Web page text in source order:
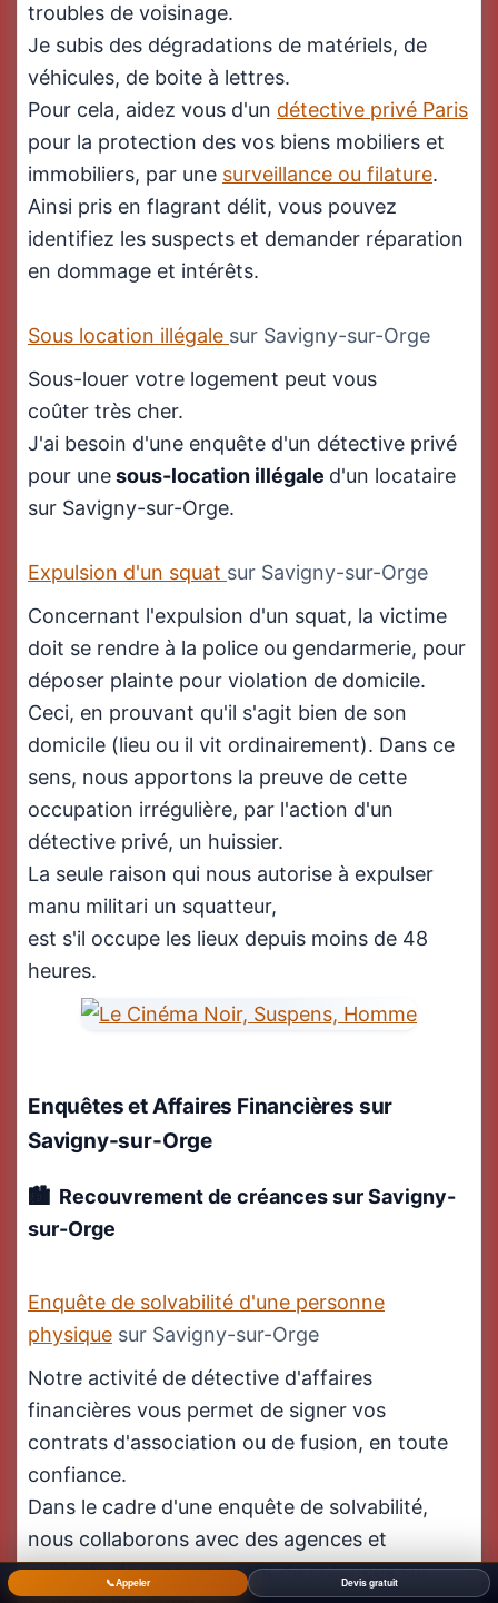
troubles de voisinage.
Je subis des dégradations de matériels, de
véhicules, de boite à lettres.
Pour cela, aidez vous d'un détective privé Paris
pour la protection des vos biens mobiliers et
immobiliers, par une surveillance ou filature.
Ainsi pris en flagrant délit, vous pouvez
identifiez les suspects et demander réparation
en dommage et intérêts.
Sous location illégale sur Savigny-sur-Orge
Sous-louer votre logement peut vous
coûter très cher.
J'ai besoin d'une enquête d'un détective privé
pour unesous-location illégale d'un locataire
sur Savigny-sur-Orge.
Expulsion d'un squat sur Savigny-sur-Orge
Concernant l'expulsion d'un squat, la victime
doit se rendre à la police ou gendarmerie, pour
déposer plainte pour violation de domicile.
Ceci, en prouvant qu'il s'agit bien de son
domicile (lieu ou il vit ordinairement). Dans ce
sens, nous apportons la preuve de cette
occupation irrégulière, par l'action d'un
détective privé, un huissier.
La seule raison qui nous autorise à expulser
manu militari un squatteur,
est s'il occupe les lieux depuis moins de 48
heures.
Enquêtes et Affaires Financières sur
Savigny-sur-Orge
Recouvrement de créances sur Savigny-
sur-Orge
Enquête de solvabilité d'une personne
physique sur Savigny-sur-Orge
Notre activité de détective d'affaires
financières vous permet de signer vos
contrats d'association ou de fusion, en toute
confiance.
Dans le cadre d'une enquête de solvabilité,
nous collaborons avec des agences et
cabinets de recouvrement de créances sur
📞Appeler Devis gratuit